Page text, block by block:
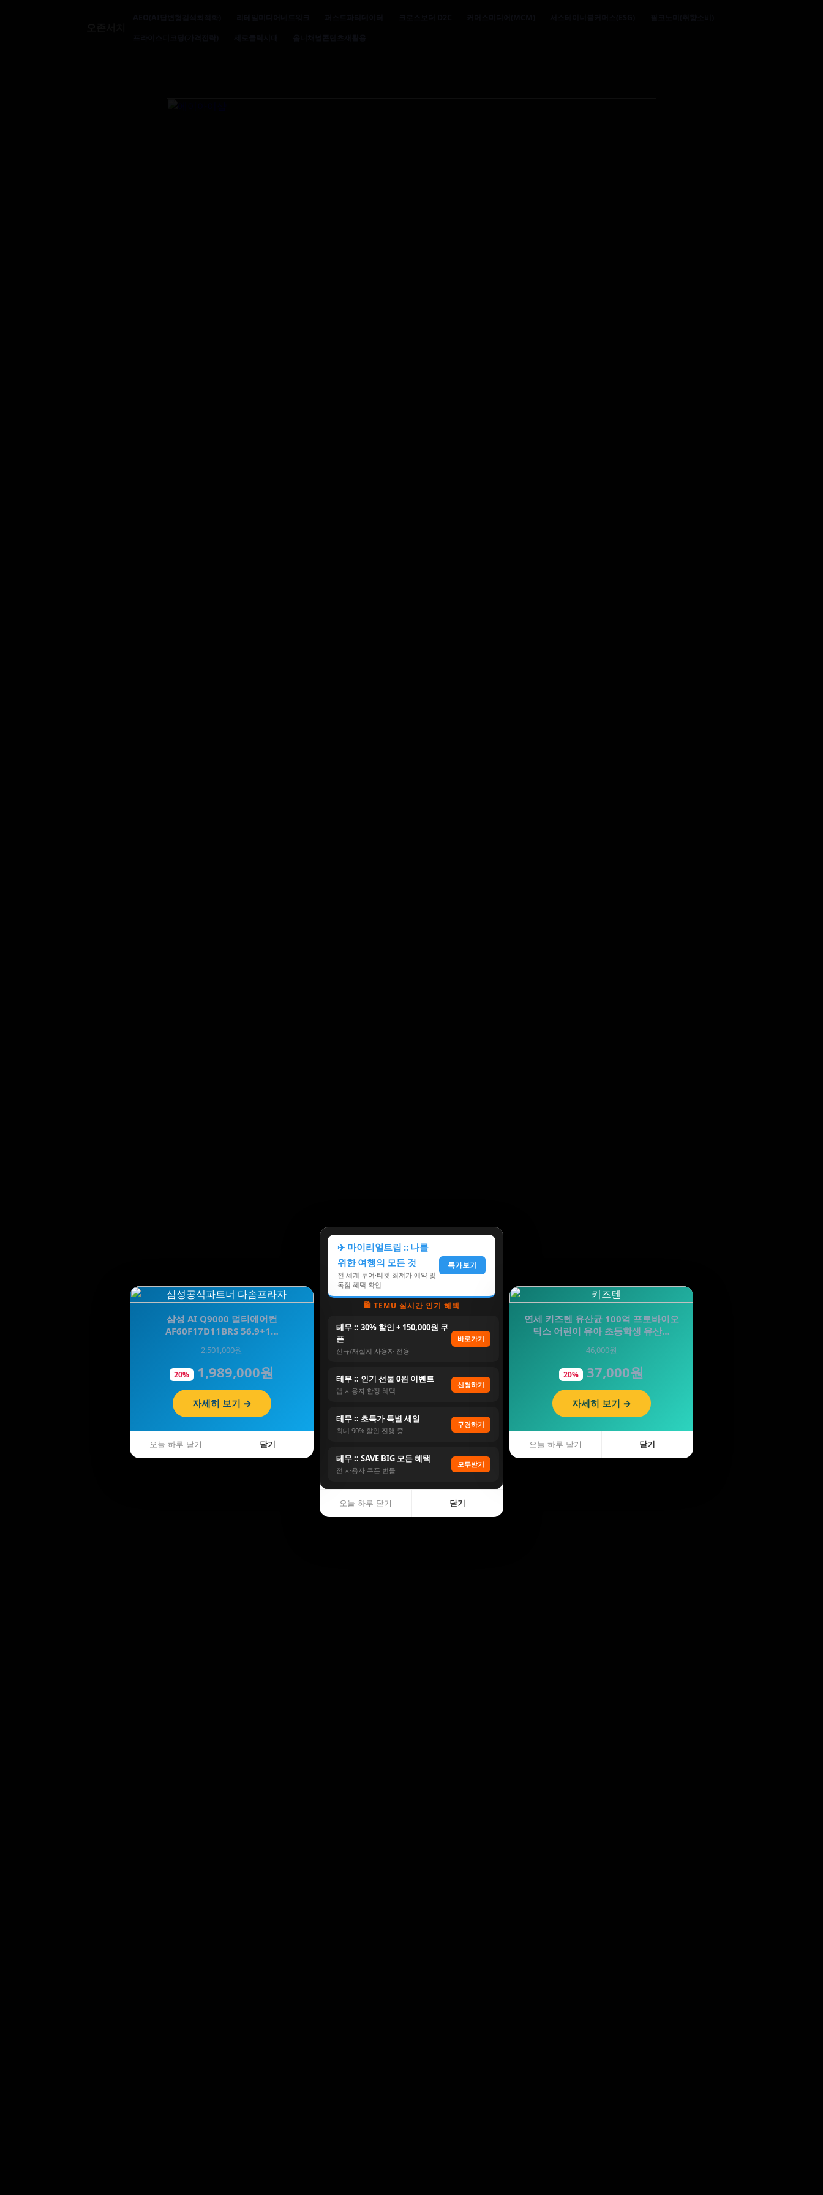
✈️ 마이리얼트립 :: 나를
위한 여행의 모든 것
전 세계 투어·티켓 최저가 예약 및
독점 혜택 확인
특가보기
🛍️ TEMU 실시간 인기 혜택
테무 :: 30% 할인 + 150,000원 쿠
폰
신규/재설치 사용자 전용
바로가기
테무 :: 인기 선물 0원 이벤트
앱 사용자 한정 혜택
신청하기
테무 :: 초특가 특별 세일
최대 90% 할인 진행 중
구경하기
테무 :: SAVE BIG 모든 혜택
전 사용자 쿠폰 번들
모두받기
오늘 하루 닫기 닫기
연세 키즈텐 유산균 100억 프로바이오
틱스 어린이 유아 초등학생 유산…
46,000원
20% 37,000원
자세히 보기 →
오늘 하루 닫기 닫기
삼성 AI Q9000 멀티에어컨
AF60F17D11BRS 56.9+1…
2,501,000원
20% 1,989,000원
자세히 보기 →
오늘 하루 닫기 닫기